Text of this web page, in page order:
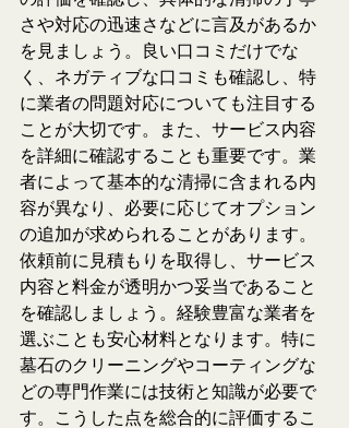
さや対応の迅速さなどに言及があるか
を見ましょう。良い口コミだけでな
く、ネガティブな口コミも確認し、特
に業者の問題対応についても注目する
ことが大切です。また、サービス内容
を詳細に確認することも重要です。業
者によって基本的な清掃に含まれる内
容が異なり、必要に応じてオプション
の追加が求められることがあります。
依頼前に見積もりを取得し、サービス
内容と料金が透明かつ妥当であること
を確認しましょう。経験豊富な業者を
選ぶことも安心材料となります。特に
墓石のクリーニングやコーティングな
どの専門作業には技術と知識が必要で
す。こうした点を総合的に評価するこ